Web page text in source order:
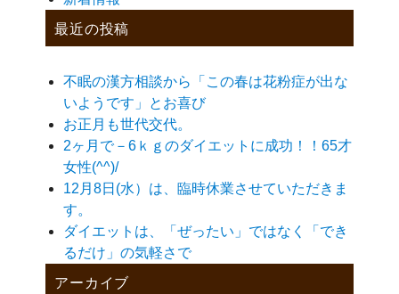
最近の投稿
不眠の漢方相談から「この春は花粉症が出な
いようです」とお喜び
お正月も世代交代。
2ヶ月で－6ｋｇのダイエットに成功！！65才
女性(^^)/
12月8日(水）は、臨時休業させていただきま
す。
ダイエットは、「ぜったい」ではなく「でき
るだけ」の気軽さで
アーカイブ